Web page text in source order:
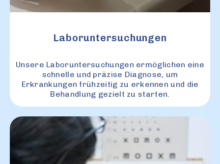
Laboruntersuchungen
Unsere Laboruntersuchungen ermöglichen eine
schnelle und präzise Diagnose, um
Erkrankungen frühzeitig zu erkennen und die
Behandlung gezielt zu starten.